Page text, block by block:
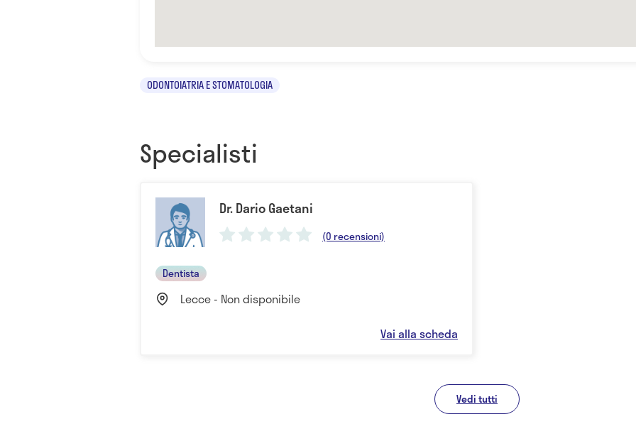
ODONTOIATRIA E STOMATOLOGIA
Specialisti
Dr. Dario Gaetani
(0 recensioni)
Dentista
Lecce - Non disponibile
Vai alla scheda
Vedi tutti